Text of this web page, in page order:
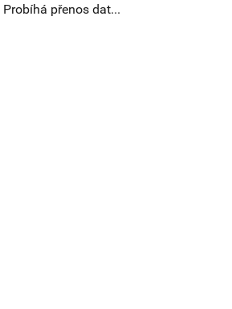
Probíhá přenos dat...